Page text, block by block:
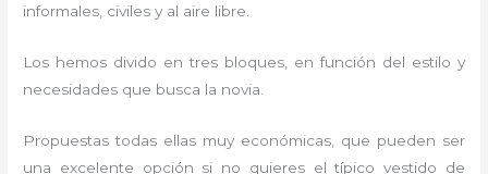
informales, civiles y al aire libre.
Los hemos divido en tres bloques, en función del estilo y
necesidades que busca la novia.
Propuestas todas ellas muy económicas, que pueden ser
una excelente opción si no quieres el típico vestido de